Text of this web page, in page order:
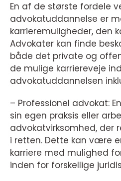
En af de største fordele
advokatuddannelse er
karrieremuligheder, den
Advokater kan finde
både det private og
de mulige karriereveje
advokatuddannelsen
– Professionel advokat:
sin egen praksis eller
advokatvirksomhed, der
i retten. Dette kan være
karriere med mulighed
inden for forskellige